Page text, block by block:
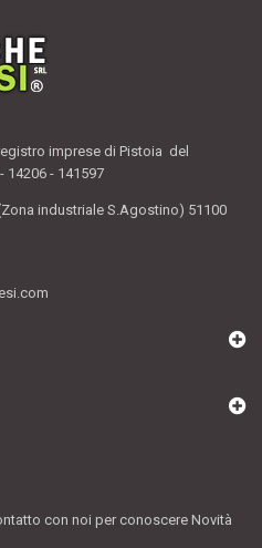
imprese di Pistoia del
14206 - 141597
industriale S.Agostino) 51100
con noi per conoscere Novità